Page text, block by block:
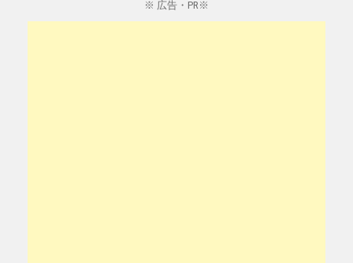
※ 広告・PR※